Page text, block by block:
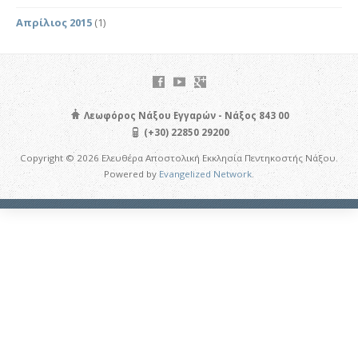
Απρίλιος 2015 (1)
Λεωφόρος Νάξου Εγγαρών - Νάξος 843 00
(+30) 22850 29200
Copyright © 2026 Ελευθέρα Αποστολική Εκκλησία Πεντηκοστής Νάξου.
Powered byEvangelized Network.